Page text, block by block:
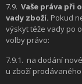
7.9. Vaše práva při
vady zboží. Pokud
výskyt téže vady po
volby právo:
7.9.1. na dodání
u zboží